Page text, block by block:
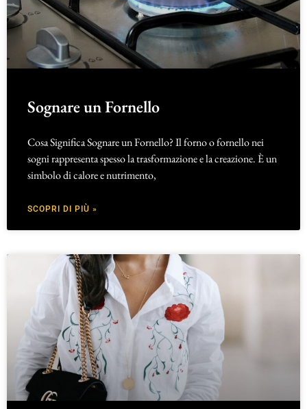
Sognare un Fornello
Cosa Significa Sognare un Fornello? Il forno o fornello nei
sogni rappresenta spesso la trasformazione e la creazione. È un
simbolo di calore e nutrimento,
SCOPRI DI PIÙ »